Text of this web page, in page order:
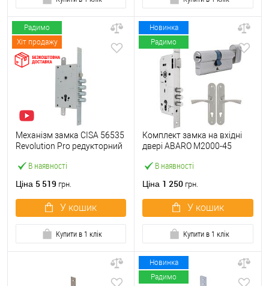
Радимо
Хіт продажу
В наявності
Механізм замка CISA 56535
Revolution Pro редукторний
(BS67,5*85мм) хром
Ціна 5 519 грн.
У кошик
Купити в 1 клік
Новинка
Радимо
В наявності
Комплект замка на вхідні
двері ABARO M2000-45
B100 60T і ручками KEDR
Ціна 1 250 грн.
У кошик
Купити в 1 клік
Новинка
Радимо